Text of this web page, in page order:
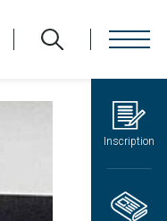
Inscription